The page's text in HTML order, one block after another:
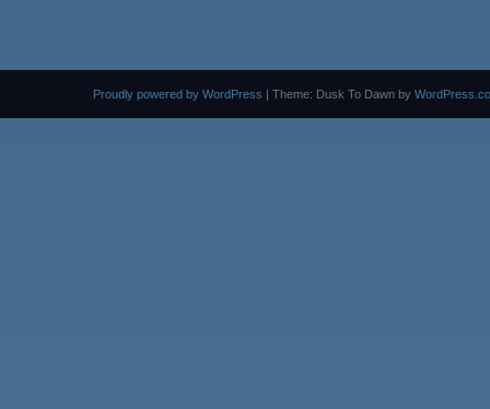
Proudly powered by WordPress Theme: Dusk To Dawn by